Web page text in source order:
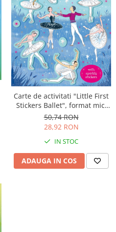
Carte de activitati "Little First
Stickers Ballet", format mic,
200 stickers, Usborne
50,74 RON
28,92 RON
IN STOC
ADAUGA IN COS